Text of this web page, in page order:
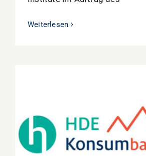
Weiterlesen
HDE-Konsumbarometer
Verbraucherstimmung trübt